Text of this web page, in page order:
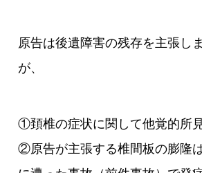
原告は後遺障害の残存を主張し
が、
①頚椎の症状に関して他覚的所
②原告が主張する椎間板の膨隆